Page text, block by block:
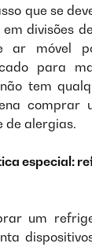
que se
divisões
ar móvel
para
tem
comprar
de alergias.
especial:
um